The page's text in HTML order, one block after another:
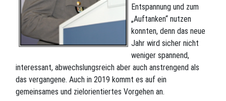
Entspannung und zum
„Auftanken“ nutzen
konnten, denn das neue
Jahr wird sicher nicht
weniger spannend,
interessant, abwechslungsreich aber auch anstrengend als
das vergangene. Auch in 2019 kommt es auf ein
gemeinsames und zielorientiertes Vorgehen an.